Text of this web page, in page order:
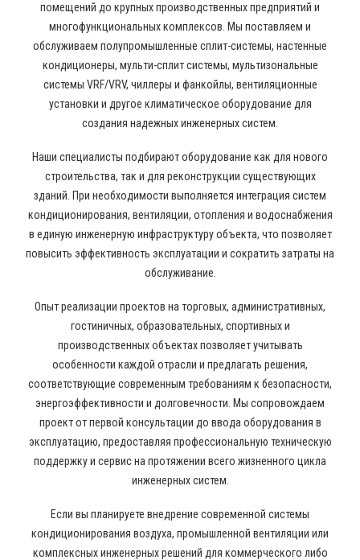
помещений до крупных производственных предприятий и
многофункциональных комплексов. Мы поставляем и
обслуживаем полупромышленные сплит-системы, настенные
кондиционеры, мульти-сплит системы, мультизональные
системы VRF/VRV, чиллеры и фанкойлы, вентиляционные
установки и другое климатическое оборудование для
создания надежных инженерных систем.
Наши специалисты подбирают оборудование как для нового
строительства, так и для реконструкции существующих
зданий. При необходимости выполняется интеграция систем
кондиционирования, вентиляции, отопления и водоснабжения
в единую инженерную инфраструктуру объекта, что позволяет
повысить эффективность эксплуатации и сократить затраты на
обслуживание.
Опыт реализации проектов на торговых, административных,
гостиничных, образовательных, спортивных и
производственных объектах позволяет учитывать
особенности каждой отрасли и предлагать решения,
соответствующие современным требованиям к безопасности,
энергоэффективности и долговечности. Мы сопровождаем
проект от первой консультации до ввода оборудования в
эксплуатацию, предоставляя профессиональную техническую
поддержку и сервис на протяжении всего жизненного цикла
инженерных систем.
Если вы планируете внедрение современной системы
кондиционирования воздуха, промышленной вентиляции или
комплексных инженерных решений для коммерческого либо